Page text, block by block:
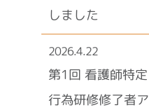
しました
2026.4.22
第1回 看護師特定
行為研修修了者ア